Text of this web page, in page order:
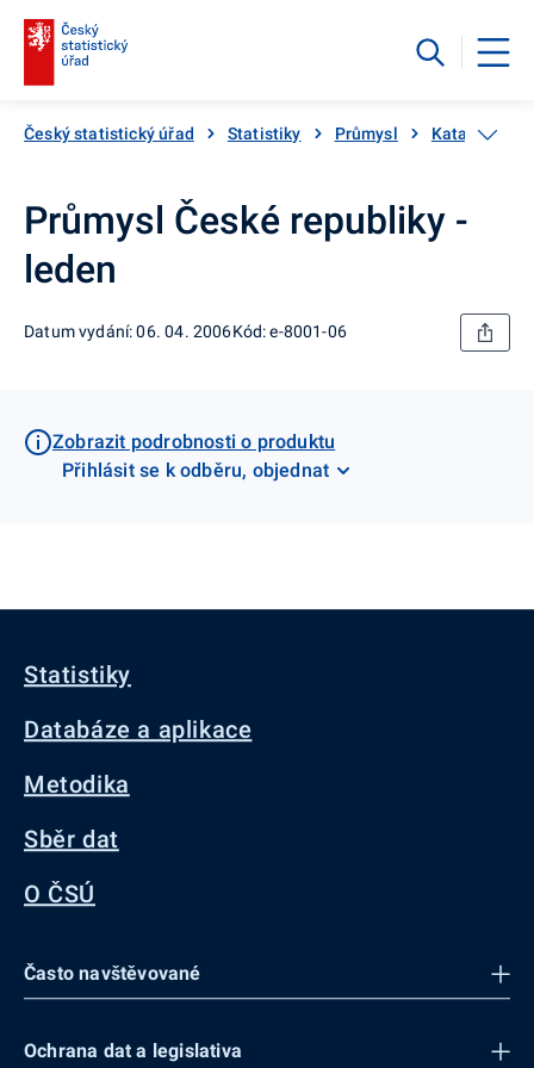
Český statistický úřad Statistiky Průmysl Katalog
Průmysl České republiky -
leden
Datum vydání: 06. 04. 2006Kód: e-8001-06
Zobrazit podrobnosti o produktu
Přihlásit se k odběru, objednat
Statistiky
Databáze a aplikace
Metodika
Sběr dat
O ČSÚ
Často navštěvované
Ochrana dat a legislativa